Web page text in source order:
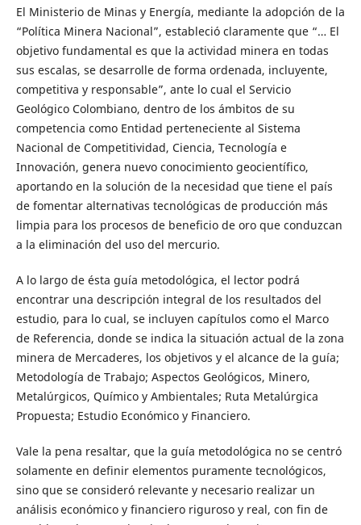
El Ministerio de Minas y Energía, mediante la adopción de la
“Política Minera Nacional”, estableció claramente que “… El
objetivo fundamental es que la actividad minera en todas
sus escalas, se desarrolle de forma ordenada, incluyente,
competitiva y responsable”, ante lo cual el Servicio
Geológico Colombiano, dentro de los ámbitos de su
competencia como Entidad perteneciente al Sistema
Nacional de Competitividad, Ciencia, Tecnología e
Innovación, genera nuevo conocimiento geocientífico,
aportando en la solución de la necesidad que tiene el país
de fomentar alternativas tecnológicas de producción más
limpia para los procesos de beneficio de oro que conduzcan
a la eliminación del uso del mercurio.
A lo largo de ésta guía metodológica, el lector podrá
encontrar una descripción integral de los resultados del
estudio, para lo cual, se incluyen capítulos como el Marco
de Referencia, donde se indica la situación actual de la zona
minera de Mercaderes, los objetivos y el alcance de la guía;
Metodología de Trabajo; Aspectos Geológicos, Minero,
Metalúrgicos, Químico y Ambientales; Ruta Metalúrgica
Propuesta; Estudio Económico y Financiero.
Vale la pena resaltar, que la guía metodológica no se centró
solamente en definir elementos puramente tecnológicos,
sino que se consideró relevante y necesario realizar un
análisis económico y financiero riguroso y real, con fin de